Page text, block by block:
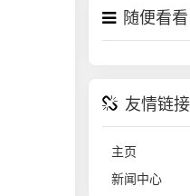
随便看看
友情链接
主页
新闻中心